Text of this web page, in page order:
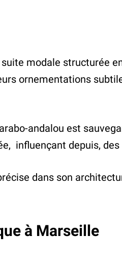
suite modale
ornementations
andalou est
influençant depuis,
dans son
à Marseille